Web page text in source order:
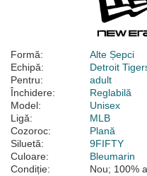
Formă:
Alte Șepci
Echipă:
Detroit
Pentru:
adult
Închidere:
Reglabilă
Model:
Unisex
Ligă:
MLB
Cozoroc:
Plană
Siluetă:
9FIFTY
Culoare:
Bleumarin
Condiție:
Nou; 100%